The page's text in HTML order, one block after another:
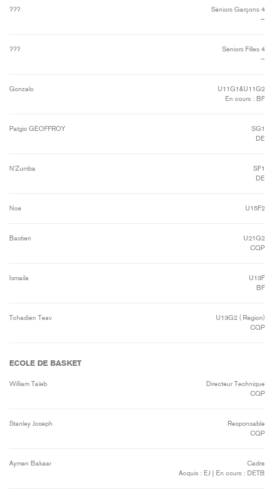
???
Séniors Garçons 4
—
???
Séniors Filles 4
—
Gonzalo
U11G1&U11G2
En cours : BF
Patgis GEOFFROY
SG1
DE
N'Zumba
SF1
DE
Noé U15F2
Bastien
U21G2
CQP
Ismaila
U13F
BF
Tchadien Teav
U13G2 ( Région)
CQP
ECOLE DE BASKET
William Taïeb
Directeur Technique
CQP
Stanley Joseph
Responsable
CQP
Aymen Bakaar
Cadre
Acquis : EJ | En cours : DETB